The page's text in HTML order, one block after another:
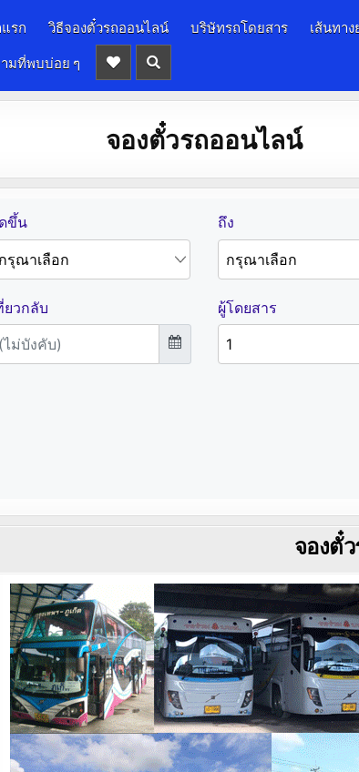
รก วิธีจองตั๋วรถออนไลน์ บริษัทรถโดยสาร เส้นทา
มที่พบบ่อย ๆ
จองตั๋วรถออนไลน์
จองตั๋